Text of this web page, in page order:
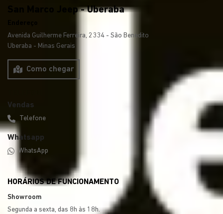
San Marco Jeep - Uberaba
Avenida Guilherme Ferreira, 2334 - São Benedito
Uberaba - Minas Gerais
Como chegar
Vendas
Telefone
Whatsapp
WhatsApp
HORÁRIOS DE FUNCIONAMENTO
Showroom
Segunda a sexta, das 8h às 18h.